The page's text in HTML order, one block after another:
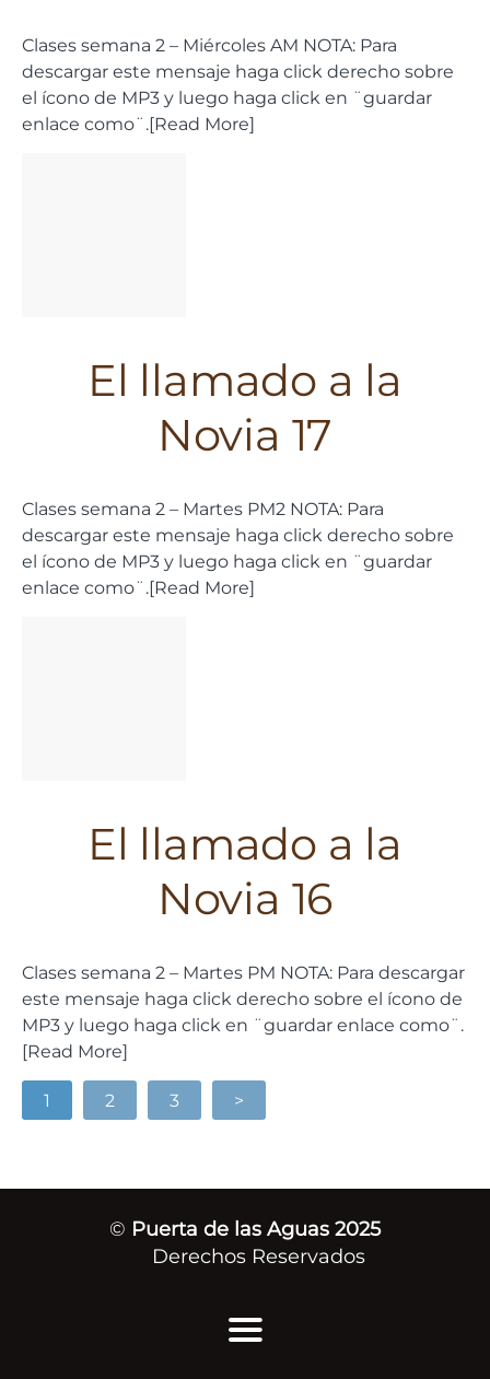
Clases semana 2 – Miércoles AM NOTA: Para
descargar este mensaje haga click derecho sobre
el ícono de MP3 y luego haga click en ¨guardar
enlace como¨.[Read More]
El llamado a la
Novia 17
Clases semana 2 – Martes PM2 NOTA: Para
descargar este mensaje haga click derecho sobre
el ícono de MP3 y luego haga click en ¨guardar
enlace como¨.[Read More]
El llamado a la
Novia 16
Clases semana 2 – Martes PM NOTA: Para descargar
este mensaje haga click derecho sobre el ícono de
MP3 y luego haga click en ¨guardar enlace como¨.
[Read More]
1 2 3 >
© Puerta de las Aguas 2025
Derechos Reservados